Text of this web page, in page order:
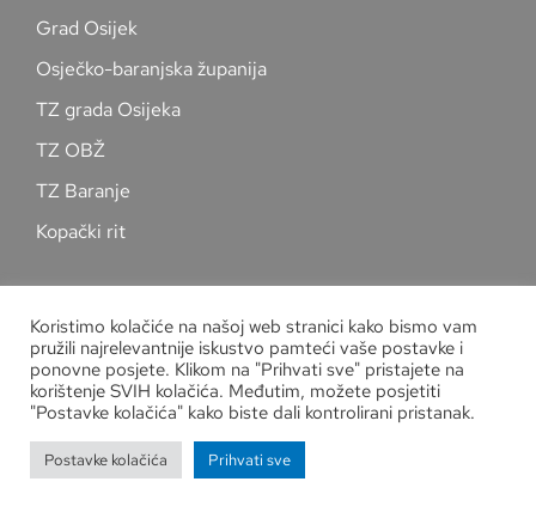
Grad Osijek
Osječko-baranjska županija
TZ grada Osijeka
TZ OBŽ
TZ Baranje
Kopački rit
Zaštita osobnih podataka
Copyright
Kuglački savez grada Osijeka
Koristimo kolačiće na našoj web stranici kako bismo vam
pružili najrelevantnije iskustvo pamteći vaše postavke i
ponovne posjete. Klikom na "Prihvati sve" pristajete na
korištenje SVIH kolačića. Međutim, možete posjetiti
"Postavke kolačića" kako biste dali kontrolirani pristanak.
Postavke kolačića Prihvati sve